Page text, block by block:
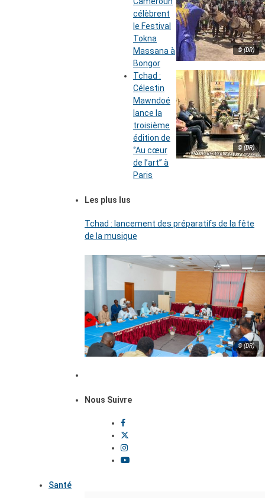
© (DR)
célèbrent
le Festival
Tokna
Massana à
Bongor
© (DR)
Tchad :
Célestin
Mawndoé
lance la
troisième
édition de
‘’Au cœur
de l’art’’ à
Paris
Les plus lus
Tchad : lancement des préparatifs de la fête
de la musique
© (DR)
Nous Suivre
Santé